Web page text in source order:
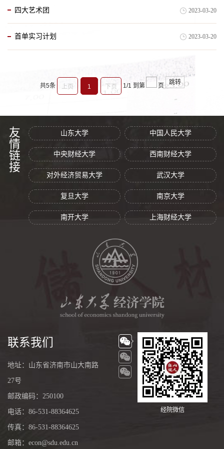
四大艺术团 2023-03-20
首单实习计划 2023-03-20
共5条 上页 1 下页 1/1 到第 页
跳转
友情链接 山东大学 中国人民大学
中央财经大学 西南财经大学
对外经济贸易大学 武汉大学
复旦大学 南京大学
南开大学 上海财经大学
联系我们
地址：山东省济南市山大南路
27号
邮政编码：250100
电话：86-531-88364625
传真：86-531-88364625
邮箱：econ@sdu.edu.cn
经院微信